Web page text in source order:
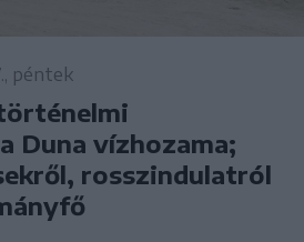
péntek
Duna vízhozama;
rosszindulatról